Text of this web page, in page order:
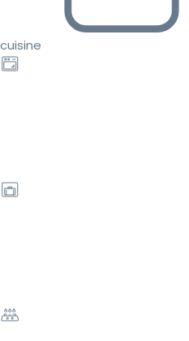
cuisine